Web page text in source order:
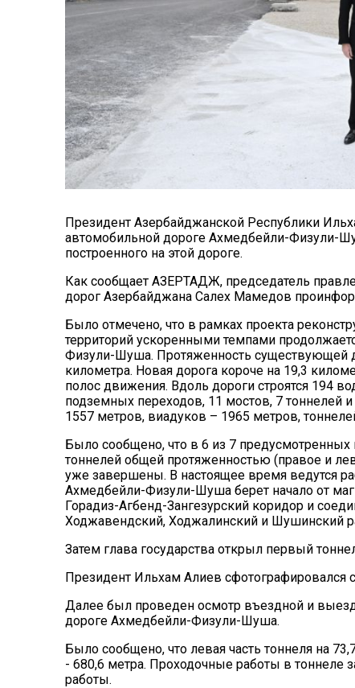
Президент Азербайджанской Республики
автомобильной дороге Ахмедбейли-Физули-
построенного на этой дороге.
Как сообщает АЗЕРТАДЖ, председатель
дорог Азербайджана Салех Мамедов
Было отмечено, что в рамках проекта
территорий ускоренными темпами
Физули-Шуша. Протяженность существующей
километра. Новая дорога короче на 19,3
полос движения. Вдоль дороги строятся 194
подземных переходов, 11 мостов, 7 тоннелей
1557 метров, виадуков – 1965 метров,
Было сообщено, что в 6 из 7
тоннелей общей протяженностью (правое и
уже завершены. В настоящее время ведутся
Ахмедбейли-Физули-Шуша берет начало от
Горадиз-Агбенд-Зангезурский коридор и
Ходжавендский, Ходжалинский и Шушинский
Затем глава государства открыл первый
Президент Ильхам Алиев сфотографировался
Далее был проведен осмотр въездной и
дороге Ахмедбейли-Физули-Шуша.
Было сообщено, что левая часть тоннеля на
- 680,6 метра. Проходочные работы в тоннеле
работы.